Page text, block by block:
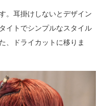
。耳掛けしないとデザイン
イトでシンプルなスタイル
、ドライカットに移りま